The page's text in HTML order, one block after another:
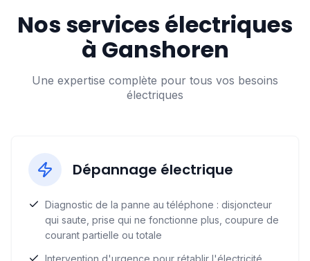
Nos services électriques
à Ganshoren
Une expertise complète pour tous vos besoins
électriques
Dépannage électrique
Diagnostic de la panne au téléphone : disjoncteur
qui saute, prise qui ne fonctionne plus, coupure de
courant partielle ou totale
Intervention d'urgence pour rétablir l'électricité